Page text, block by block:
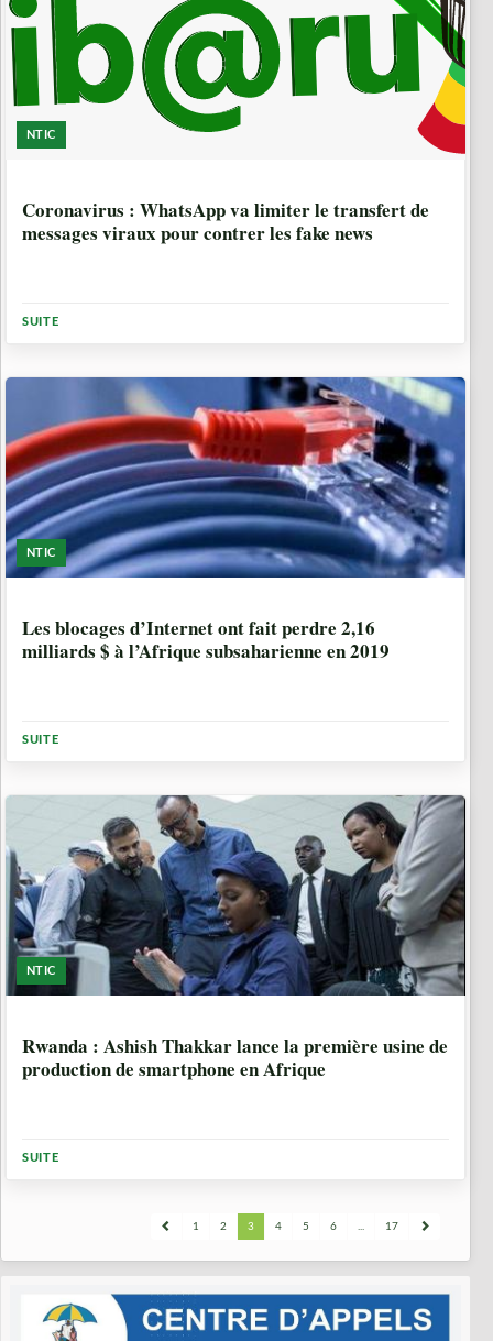
NTIC
Coronavirus : WhatsApp va limiter le transfert de
messages viraux pour contrer les fake news
SUITE
NTIC
Les blocages d’Internet ont fait perdre 2,16
milliards $ à l’Afrique subsaharienne en 2019
SUITE
NTIC
Rwanda : Ashish Thakkar lance la première usine de
production de smartphone en Afrique
SUITE
1 2 3 4 5 6 ... 17